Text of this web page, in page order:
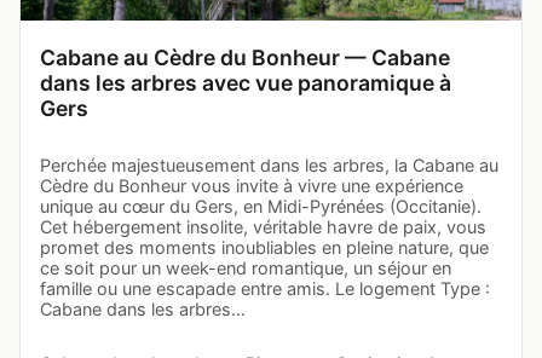
Cabane au Cèdre du Bonheur — Cabane
dans les arbres avec vue panoramique à
Gers
Perchée majestueusement dans les arbres, la Cabane au
Cèdre du Bonheur vous invite à vivre une expérience
unique au cœur du Gers, en Midi-Pyrénées (Occitanie).
Cet hébergement insolite, véritable havre de paix, vous
promet des moments inoubliables en pleine nature, que
ce soit pour un week-end romantique, un séjour en
famille ou une escapade entre amis. Le logement Type :
Cabane dans les arbres…